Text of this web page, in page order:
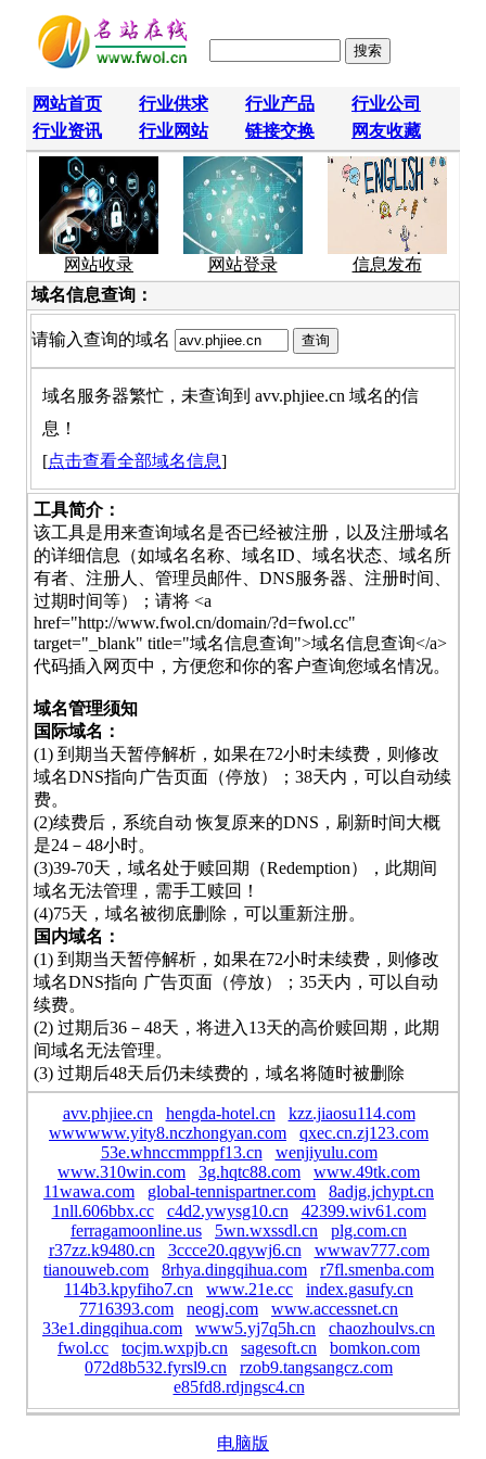
网站首页 行业供求 行业产品
行业公司
行业资讯
行业网站 链接交换 网友收藏
网站收录 网站登录
信息发布
域名信息查询：
请输入查询的域名
域名服务器繁忙，未查询到 avv.phjiee.cn 域名的信
息！
[点击查看全部域名信息]
工具简介：
该工具是用来查询域名是否已经被注册，以及注册域名
的详细信息（如域名名称、域名ID、域名状态、域名所
有者、注册人、管理员邮件、DNS服务器、注册时间、
过期时间等）；请将 <a
href="http://www.fwol.cn/domain/?d=fwol.cc"
target="_blank" title="域名信息查询">域名信息查询</a>
代码插入网页中，方便您和你的客户查询您域名情况。
域名管理须知
国际域名：
(1) 到期当天暂停解析，如果在72小时未续费，则修改
域名DNS指向广告页面（停放）；38天内，可以自动续
费。
(2)续费后，系统自动 恢复原来的DNS，刷新时间大概
是24－48小时。
(3)39-70天，域名处于赎回期（Redemption），此期间
域名无法管理，需手工赎回！
(4)75天，域名被彻底删除，可以重新注册。
国内域名：
(1) 到期当天暂停解析，如果在72小时未续费，则修改
域名DNS指向 广告页面（停放）；35天内，可以自动
续费。
(2) 过期后36－48天，将进入13天的高价赎回期，此期
间域名无法管理。
(3) 过期后48天后仍未续费的，域名将随时被删除
avv.phjiee.cn hengda-hotel.cn
kzz.jiaosu114.com
wwwwww.yity8.nczhongyan.com
qxec.cn.zj123.com
53e.whnccmmppf13.cn
wenjiyulu.com
www.310win.com
3g.hqtc88.com
www.49tk.com
11wawa.com
global-tennispartner.com
8adjg.jchypt.cn
1nll.606bbx.cc
c4d2.ywysg10.cn
42399.wiv61.com
ferragamoonline.us
5wn.wxssdl.cn
plg.com.cn
r37zz.k9480.cn
3ccce20.qgywj6.cn
wwwav777.com
tianouweb.com
8rhya.dingqihua.com
r7fl.smenba.com
114b3.kpyfiho7.cn
www.21e.cc
index.gasufy.cn
7716393.com
neogj.com
www.accessnet.cn
33e1.dingqihua.com
www5.yj7q5h.cn
chaozhoulvs.cn
fwol.cc
tocjm.wxpjb.cn sagesoft.cn
bomkon.com
072d8b532.fyrsl9.cn
rzob9.tangsangcz.com
e85fd8.rdjngsc4.cn
电脑版